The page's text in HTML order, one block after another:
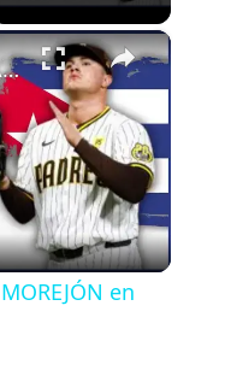
×
ENTREVISTA con ADRIÁN MOREJÓN en MIAMI
en